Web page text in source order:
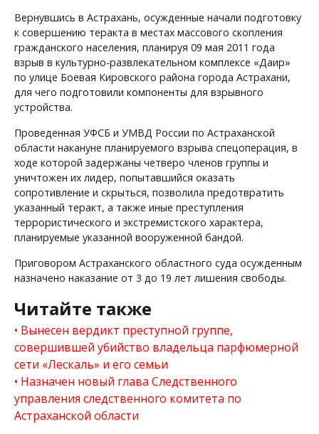
Вернувшись в Астрахань, осужденные начали подготовку
к совершению теракта в местах массового скопления
гражданского населения, планируя 09 мая 2011 года
взрыв в культурно-развлекательном комплексе «Даир»
по улице Боевая Кировского района города Астрахани,
для чего подготовили компоненты для взрывного
устройства.
Проведенная УФСБ и УМВД России по Астраханской
области накануне планируемого взрыва спецоперация, в
ходе которой задержаны четверо членов группы и
уничтожен их лидер, попытавшийся оказать
сопротивление и скрыться, позволила предотвратить
указанный теракт, а также иные преступления
террористического и экстремистского характера,
планируемые указанной вооруженной бандой.
Приговором Астраханского областного суда осужденным
назначено наказание от 3 до 19 лет лишения свободы.
Читайте также
Вынесен вердикт преступной группе,
совершившей убийство владельца парфюмерной
сети «Лескаль» и его семьи
Назначен новый глава Следственного
управления следственного комитета по
Астраханской области